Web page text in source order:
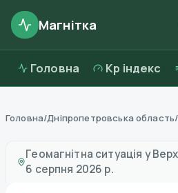
Магнітка
Головна Kp індекс
Головна/Дніпропетровська область/
Геомагнітна ситуація у
6 серпня 2026 р.